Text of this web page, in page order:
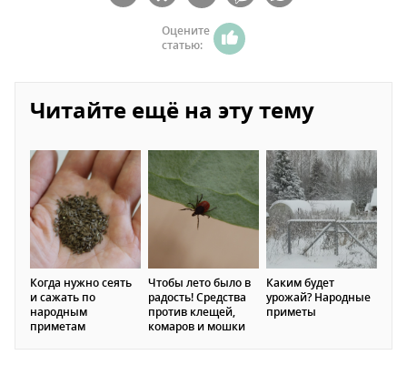
Оцените
статью:
Читайте ещё на эту тему
Когда нужно сеять
и сажать по
народным
приметам
Чтобы лето было в
радость! Средства
против клещей,
комаров и мошки
Каким будет
урожай? Народные
приметы